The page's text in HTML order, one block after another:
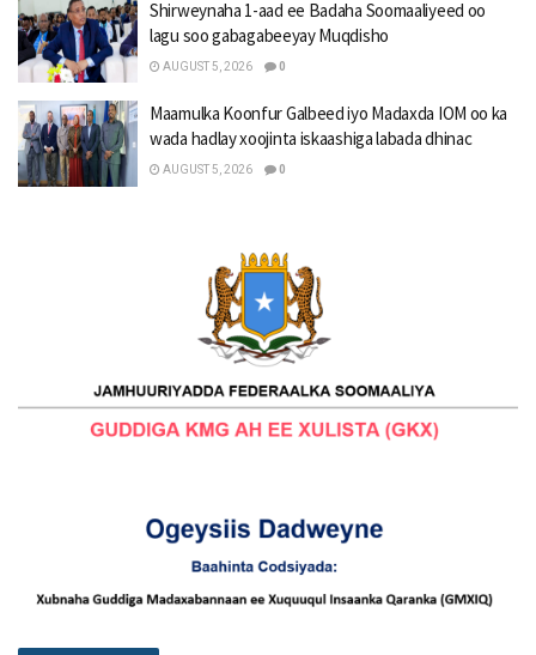
Shirweynaha 1-aad ee Badaha Soomaaliyeed oo
lagu soo gabagabeeyay Muqdisho
AUGUST 5, 2026 0
Maamulka Koonfur Galbeed iyo Madaxda IOM oo ka
wada hadlay xoojinta iskaashiga labada dhinac
AUGUST 5, 2026 0